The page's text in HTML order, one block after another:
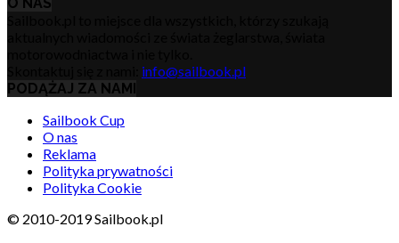
info@sailbook.pl
PODĄŻAJ ZA NAMI
Sailbook Cup
O nas
Reklama
Polityka prywatności
Polityka Cookie
© 2010-2019 Sailbook.pl